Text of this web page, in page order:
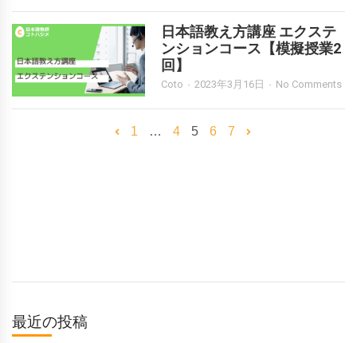
日本語教え方講座 エクステ
ンションコース【模擬授業2
回】
Coto 2023年3月16日 No Comments
1 … 4 5 6 7
最近の投稿